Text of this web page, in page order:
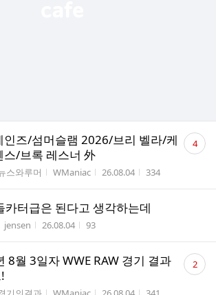
인즈/섬머슬램 2026/브리 벨라/케
스/브록 레스너 外
와루머 작성자
WManiac 작성시간
26.08.04 조회수
334
댓
글 4
카터급은 된다고 생각하는데
작성자
jensen 작성시간
26.08.04 조회수
93
8월 3일자 WWE RAW 경기 결과
작성자 작성시간 조회수
댓
글 2